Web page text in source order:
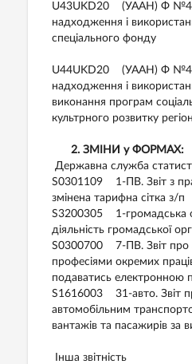
U43UKD20 (УААН) Ф №4-
надходження і
спеціального фонду
U44UKD20 (УААН) Ф №4-
надходження і
виконання програм
культрного розвитку
2. ЗМІНИ у ФОРМАХ:
Державна служба
S0301109 1-ПВ. Звіт з
змінена тарифна сітка з/п
S3200305 1-громадська
діяльність громадської
S0300700 7-ПВ. Звіт про
професіями окремих
подаватись електронною
S1616003 31-авто. Звіт
автомобільним
вантажів та пасажирів за
Інша звітність